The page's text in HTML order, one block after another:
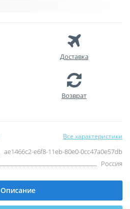
Доставка
Возврат
Все характеристики
ae1466c2-e6f8-11eb-80e0-0cc47a0e57db
Россия
Описание